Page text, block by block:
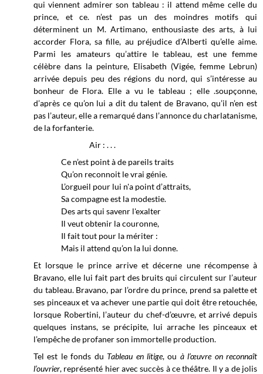
qui viennent admirer son tableau : il attend même celle du
prince, et ce. n’est pas un des moindres motifs qui
déterminent un M. Artimano, enthousiaste des arts, à lui
accorder Flora, sa fille, au préjudice d’Alberti qu’elle aime.
Parmi les amateurs qu’attire le tableau, est une femme
célèbre dans la peinture, Elisabeth (Vigée, femme Lebrun)
arrivée depuis peu des régions du nord, qui s’intéresse au
bonheur de Flora. Elle a vu le tableau ; elle .soupçonne,
d’après ce qu’on lui a dit du talent de Bravano, qu’il n’en est
pas l’auteur, elle a remarqué dans l’annonce du charlatanisme,
de la forfanterie.
Air : . . .
Ce n’est point à de pareils traits
Qu’on reconnoit le vrai génie.
L’orgueil pour lui n'a point d’attraits,
Sa compagne est la modestie.
Des arts qui savenr l'exalter
Il veut obtenir la couronne,
Il fait tout pour la mériter :
Mais il attend qu’on la lui donne.
Et lorsque le prince arrive et décerne une récompense à
Bravano, elle lui fait part des bruits qui circulent sur l’auteur
du tableau. Bravano, par l’ordre du prince, prend sa palette et
ses pinceaux et va achever une partie qui doit être retouchée,
lorsque Robertini, l’auteur du chef-d’œuvre, et arrivé depuis
quelques instans, se précipite, lui arrache les pinceaux et
l’empêche de profaner son immortelle production.
Tel est le fonds du Tableau en litige, ou à l’œuvre on reconnaît
l’ouvrier, représenté hier avec succès à ce théâtre. Il y a de jolis